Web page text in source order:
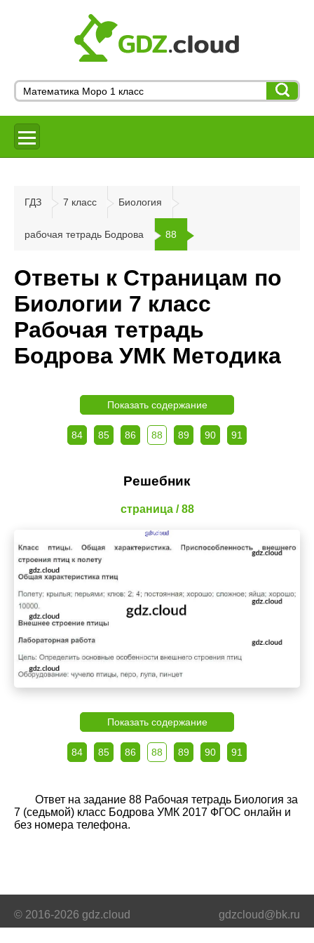
ГДЗ 7 класс Биология
рабочая тетрадь Бодрова 88
Ответы к Страницам по
Биологии 7 класс
Рабочая тетрадь
Бодрова УМК Методика
Показать содержание
84 85 86 88 89 90 91
Решебник
страница / 88
Показать содержание
84 85 86 88 89 90 91
Ответ на задание 88 Рабочая тетрадь Биология за
7 (седьмой) класс Бодрова УМК 2017 ФГОС онлайн и
без номера телефона.
© 2016-2026 gdz.cloud gdzcloud@bk.ru